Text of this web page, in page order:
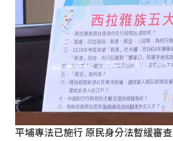
平埔專法已施行 原民身分法暫緩審查